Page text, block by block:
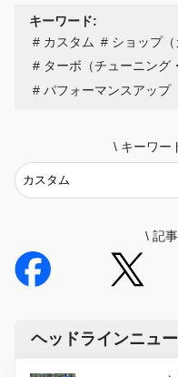
キーワード:
カスタム
ショップ（
ターボ（チューニング
パフォーマンスアップ
\ キーワー
\ 記
ヘッドラインニュ